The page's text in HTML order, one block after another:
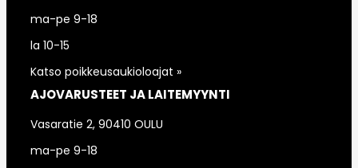
ma-pe 9-18
la 10-15
Katso poikkeusaukioloajat »
AJOVARUSTEET JA LAITEMYYNTI
Vasaratie 2, 90410 OULU
ma-pe 9-18